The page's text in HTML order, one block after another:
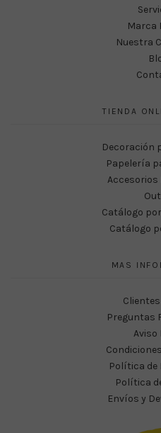
Marca
Nuestra
TIENDA
Decoración
Papelería
Accesorios
Catálogo
Catálogo
MAS
Preguntas
Aviso
Política de
Política
Envíos y